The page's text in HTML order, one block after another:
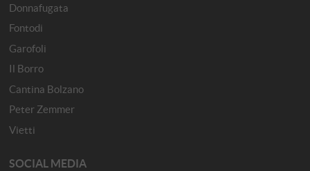
Donnafugata
Fontodi
Garofoli
Il Borro
Cantina Bolzano
Peter Zemmer
Vietti
SOCIAL MEDIA